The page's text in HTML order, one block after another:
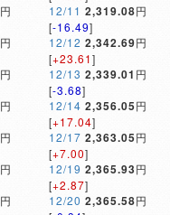
円
円
円
円
円
円
円
12/11 2,319.08円
[-16.49]
12/12 2,342.69円
[+23.61]
12/13 2,339.01 円
[-3.68]
12/14 2,356.05円
[+17.04]
12/17 2,363.05円
[+7.00]
12/19 2,365.93円
[+2.87]
12/20 2,365.58円